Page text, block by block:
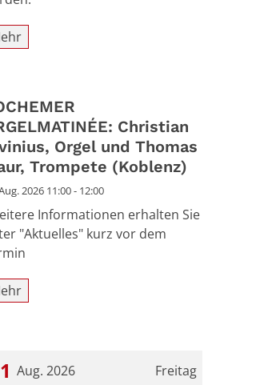
Christian
Orgel und Thomas
Trompete (Koblenz)
2026 11:00 - 12:00
Informationen erhalten Sie
"Aktuelles" kurz vor dem
Freitag
Aug. 2026